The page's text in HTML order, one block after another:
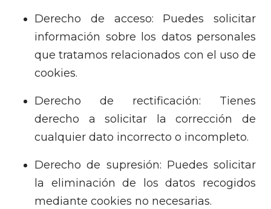
Derecho de acceso: Puedes solicitar
información sobre los datos personales
que tratamos relacionados con el uso de
cookies.
Derecho de rectificación: Tienes
derecho a solicitar la corrección de
cualquier dato incorrecto o incompleto.
Derecho de supresión: Puedes solicitar
la eliminación de los datos recogidos
mediante cookies no necesarias.